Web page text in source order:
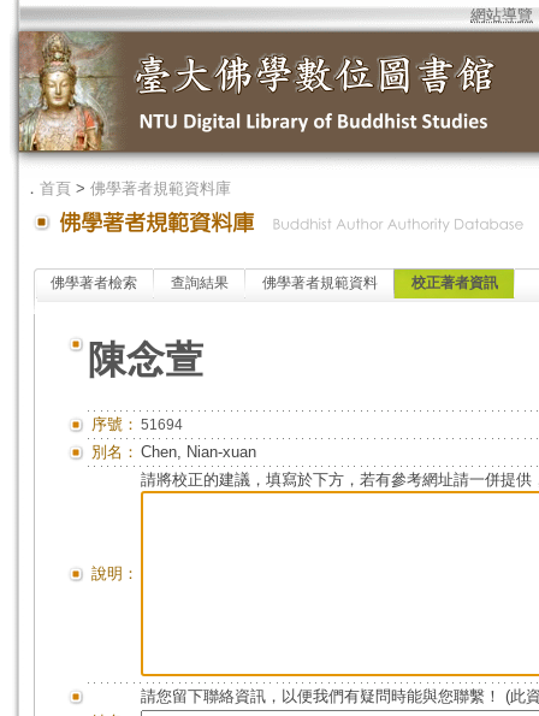
網站導覽
． 首頁 > 佛學著者規範資料庫
佛學著者檢索 查詢結果 佛學著者規範資料 校正著者資訊
陳念萱
序號： 51694
別名： Chen, Nian-xuan
說明：
請將校正的建議，填寫於下方，若有參考網址請一併提供
請您留下聯絡資訊，以便我們有疑問時能與您聯繫！ (此